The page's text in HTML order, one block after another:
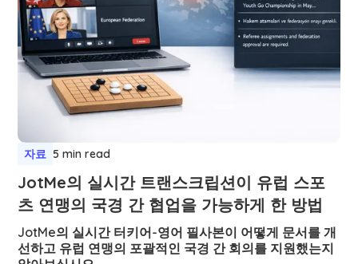
자료 5 min read
JotMe의 실시간 트랜스크립션이 유럽 스포
츠 연맹의 국경 간 협업을 가능하게 한 방법
JotMe의 실시간 터키어-영어 필사본이 어떻게 문서를 개
선하고 유럽 연맹의 포괄적인 국경 간 회의를 지원했는지